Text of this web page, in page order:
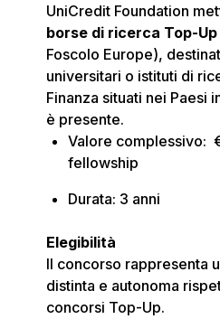
UniCredit Foundation
borse di ricerca Top-Up
Foscolo Europe),
universitari o istituti di
Finanza situati nei Paesi
è presente.
Valore complessivo:
fellowship
Durata: 3 anni
Elegibilità
Il concorso rappresenta
distinta e autonoma
concorsi Top-Up.